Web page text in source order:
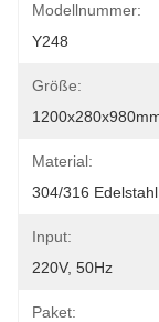
Modellnummer:
Y248
Größe:
Material:
304/316 Edelstahl
Input:
220V, 50Hz
Paket: